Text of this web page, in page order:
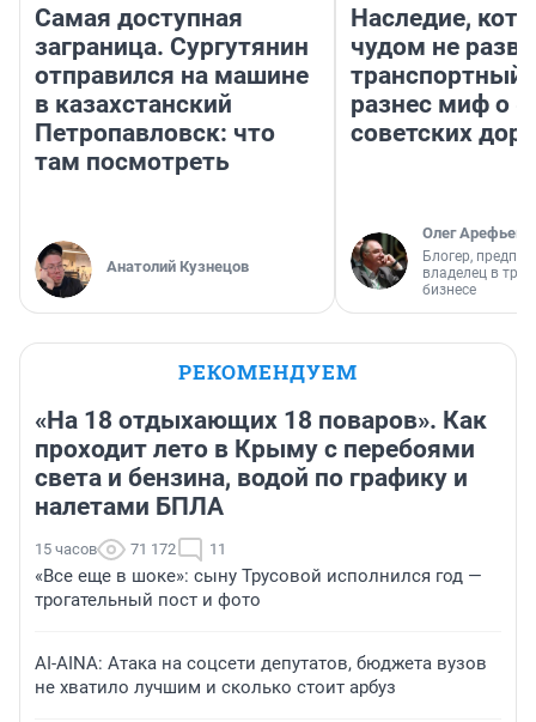
Самая доступная
заграница. Сургутянин
отправился на машине
в казахстанский
Петропавловск: что
там посмотреть
Анатолий Кузнецов
Наследие,
чудом не
транспортный
разнес миф о
советских
Олег Арефьев
Блогер,
владелец в
бизнесе
РЕКОМЕНДУЕМ
«На 18 отдыхающих 18 поваров». Как
проходит лето в Крыму с перебоями
света и бензина, водой по графику и
налетами БПЛА
15 часов 71 172 11
«Все еще в шоке»: сыну Трусовой исполнился год —
трогательный пост и фото
AI-AINA: Атака на соцсети депутатов, бюджета вузов
не хватило лучшим и сколько стоит арбуз